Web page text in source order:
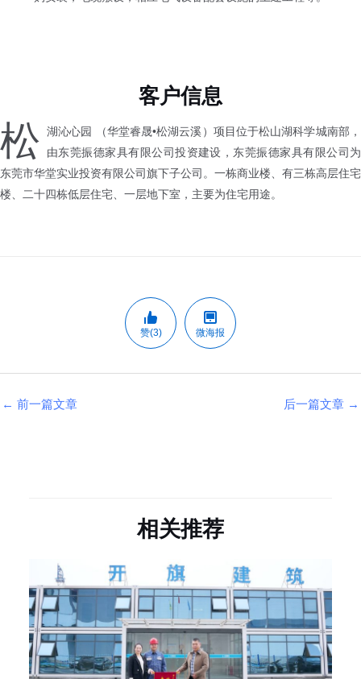
客户信息
松 湖沁心园 （华堂睿晟•松湖云溪）项目位于松山湖科学城南部，
由东莞振德家具有限公司投资建设，东莞振德家具有限公司为
东莞市华堂实业投资有限公司旗下子公司。一栋商业楼、有三栋高层住宅
楼、二十四栋低层住宅、一层地下室，主要为住宅用途。
赞(3) 微海报
← 前一篇文章 后一篇文章 →
相关推荐